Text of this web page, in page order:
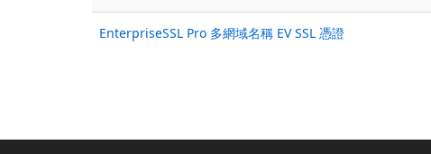
EnterpriseSSL Pro 多網域名稱 EV SSL 憑證